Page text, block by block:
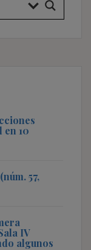
10
57,
IV
algunos